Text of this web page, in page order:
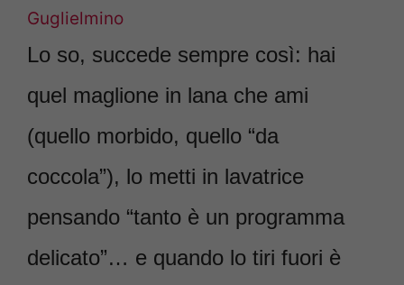
Guglielmino
Lo so, succede sempre così: hai
quel maglione in lana che ami
(quello morbido, quello “da
coccola”), lo metti in lavatrice
pensando “tanto è un programma
delicato”… e quando lo tiri fuori è